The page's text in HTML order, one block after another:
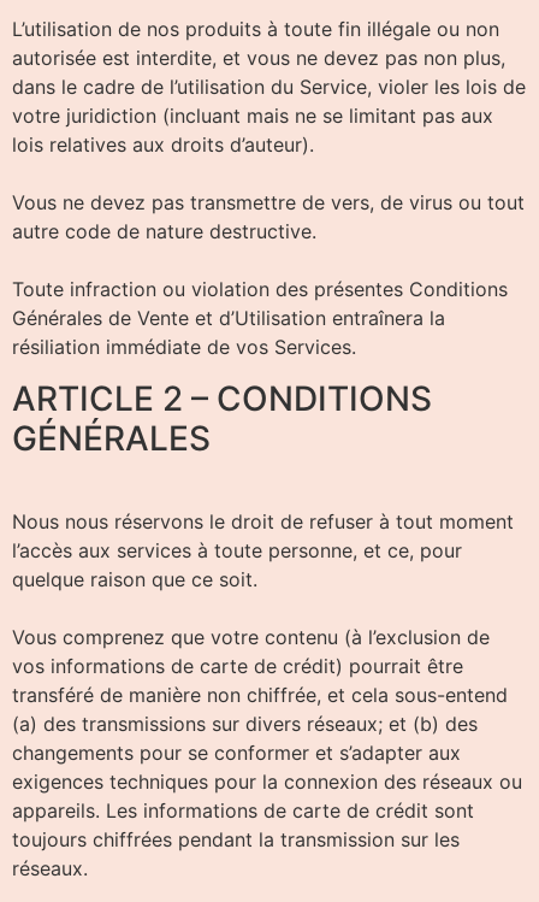
L’utilisation de nos produits à toute fin illégale ou non
autorisée est interdite, et vous ne devez pas non plus,
dans le cadre de l’utilisation du Service, violer les lois de
votre juridiction (incluant mais ne se limitant pas aux
lois relatives aux droits d’auteur).
Vous ne devez pas transmettre de vers, de virus ou tout
autre code de nature destructive.
Toute infraction ou violation des présentes Conditions
Générales de Vente et d’Utilisation entraînera la
résiliation immédiate de vos Services.
ARTICLE 2 – CONDITIONS
GÉNÉRALES
Nous nous réservons le droit de refuser à tout moment
l’accès aux services à toute personne, et ce, pour
quelque raison que ce soit.
Vous comprenez que votre contenu (à l’exclusion de
vos informations de carte de crédit) pourrait être
transféré de manière non chiffrée, et cela sous-entend
(a) des transmissions sur divers réseaux; et (b) des
changements pour se conformer et s’adapter aux
exigences techniques pour la connexion des réseaux ou
appareils. Les informations de carte de crédit sont
toujours chiffrées pendant la transmission sur les
réseaux.